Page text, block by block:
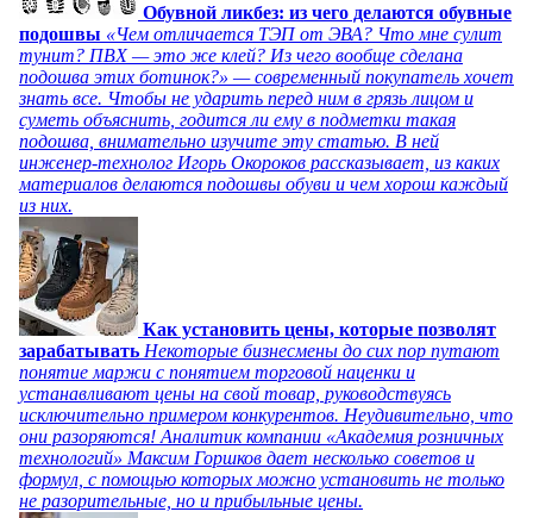
Обувной ликбез: из чего делаются обувные
подошвы «Чем отличается ТЭП от ЭВА? Что мне сулит
тунит? ПВХ — это же клей? Из чего вообще сделана
подошва этих ботинок?» — современный покупатель хочет
знать все. Чтобы не ударить перед ним в грязь лицом и
суметь объяснить, годится ли ему в подметки такая
подошва, внимательно изучите эту статью. В ней
инженер-технолог Игорь Окороков рассказывает, из каких
материалов делаются подошвы обуви и чем хорош каждый
из них.
Как установить цены, которые позволят
зарабатывать Некоторые бизнесмены до сих пор путают
понятие маржи с понятием торговой наценки и
устанавливают цены на свой товар, руководствуясь
исключительно примером конкурентов. Неудивительно, что
они разоряются! Аналитик компании «Академия розничных
технологий» Максим Горшков дает несколько советов и
формул, с помощью которых можно установить не только
не разорительные, но и прибыльные цены.